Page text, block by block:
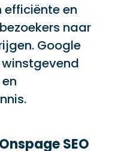
efficiënte en
naar
Google
Onspage SEO